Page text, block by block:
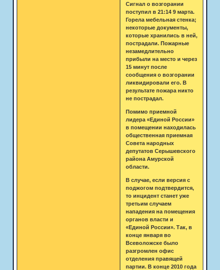
Сигнал о возгорании
поступил в 21:14 9 марта.
Горела мебельная стенка;
некоторые документы,
которые хранились в ней,
пострадали. Пожарные
незамедлительно
прибыли на место и через
15 минут после
сообщения о возгорании
ликвидировали его. В
результате пожара никто
не пострадал.
Помимо приемной
лидера «Единой России»
в помещении находилась
общественная приемная
Совета народных
депутатов Серышевского
района Амурской
области.
В случае, если версия с
поджогом подтвердится,
то инцидент станет уже
третьим случаем
нападения на помещения
органов власти и
«Единой России». Так, в
конце января во
Всеволожске было
разгромлен офис
отделения правящей
партии. В конце 2010 года